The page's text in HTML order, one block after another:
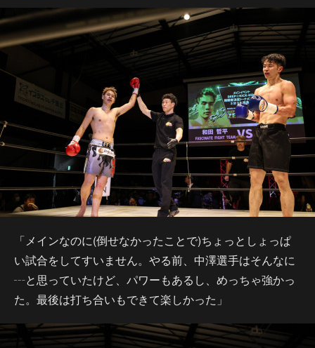
「メインなのに(倒せなかったことで)ちょっとしょっぱ
い試合をしてすいません。やる前、中澤選手はそんなに
┄と思っていたけど、パワーもあるし、めっちゃ強かっ
た。最後は打ち合いもできて楽しかった」